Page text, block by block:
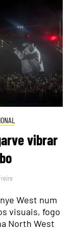
vibrar
West num
visuais, fogo
North West